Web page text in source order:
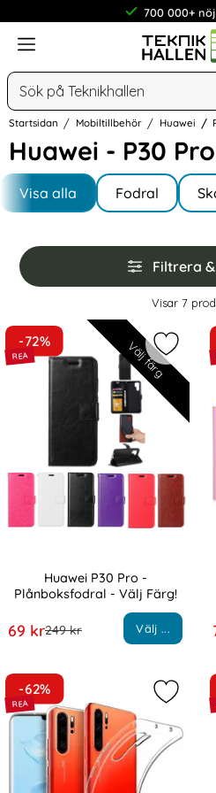
700 000+
Meny
Sök
Startsidan Mobiltillbehör Huawei
Huawei - P30 Pro
Hoppa
produkter
Underkategorier
Visa alla
I P30 Pro Fodral
Hoppa
över
filtersektionen
Filtrera
Filtrera & sortera
Visar 7
produktlista
Välj färg
-72%
Huawei P30 Pro -
Plånboksfodral - Välj Färg!
rea pris
69 krtidigare pris
249 kr Välj ...
-62%